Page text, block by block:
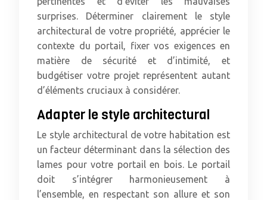
surprises. Déterminer clairement le style
architectural de votre propriété, apprécier le
contexte du portail, fixer vos exigences en
matière de sécurité et d’intimité, et
budgétiser votre projet représentent autant
d’éléments cruciaux à considérer.
Adapter le style architectural
Le style architectural de votre habitation est
un facteur déterminant dans la sélection des
lames pour votre portail en bois. Le portail
doit s’intégrer harmonieusement à
l’ensemble, en respectant son allure et son